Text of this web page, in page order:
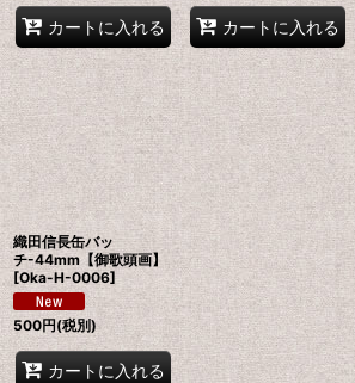
カートに入れる カートに入れる
織田信長缶バッ
チ-44mm【御歌頭画】
[Oka-H-0006]
500円(税別)
カートに入れる